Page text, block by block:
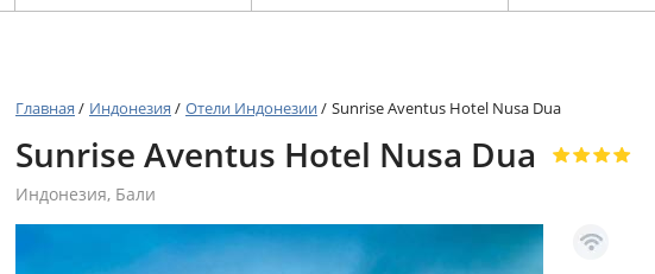
Главная / Индонезия / Отели Индонезии/ Sunrise Aventus Hotel Nusa Dua
Sunrise Aventus Hotel Nusa Dua
Индонезия, Бали